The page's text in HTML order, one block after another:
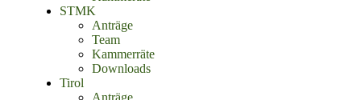
STMK
Anträge
Team
Kammerräte
Downloads
Tirol
Anträge